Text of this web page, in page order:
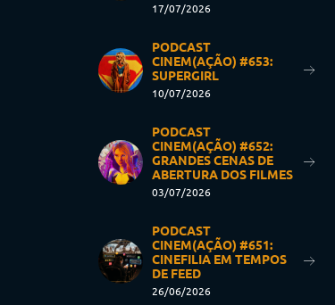
17/07/2026
PODCAST
CINEM(AÇÃO) #653:
SUPERGIRL
10/07/2026
PODCAST
CINEM(AÇÃO) #652:
GRANDES CENAS DE
ABERTURA DOS FILMES
03/07/2026
PODCAST
CINEM(AÇÃO) #651:
CINEFILIA EM TEMPOS
DE FEED
26/06/2026